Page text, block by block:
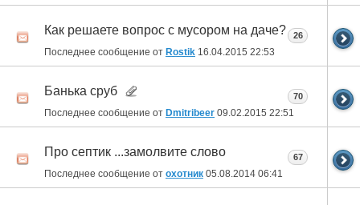
Как решаете вопрос с мусором на даче?
Последнее сообщение от Rostik 16.04.2015 22:53
26
Банька сруб
Последнее сообщение от Dmitribeer 09.02.2015 22:51
70
Про септик ...замолвите слово
Последнее сообщение от охотник 05.08.2014 06:41
67